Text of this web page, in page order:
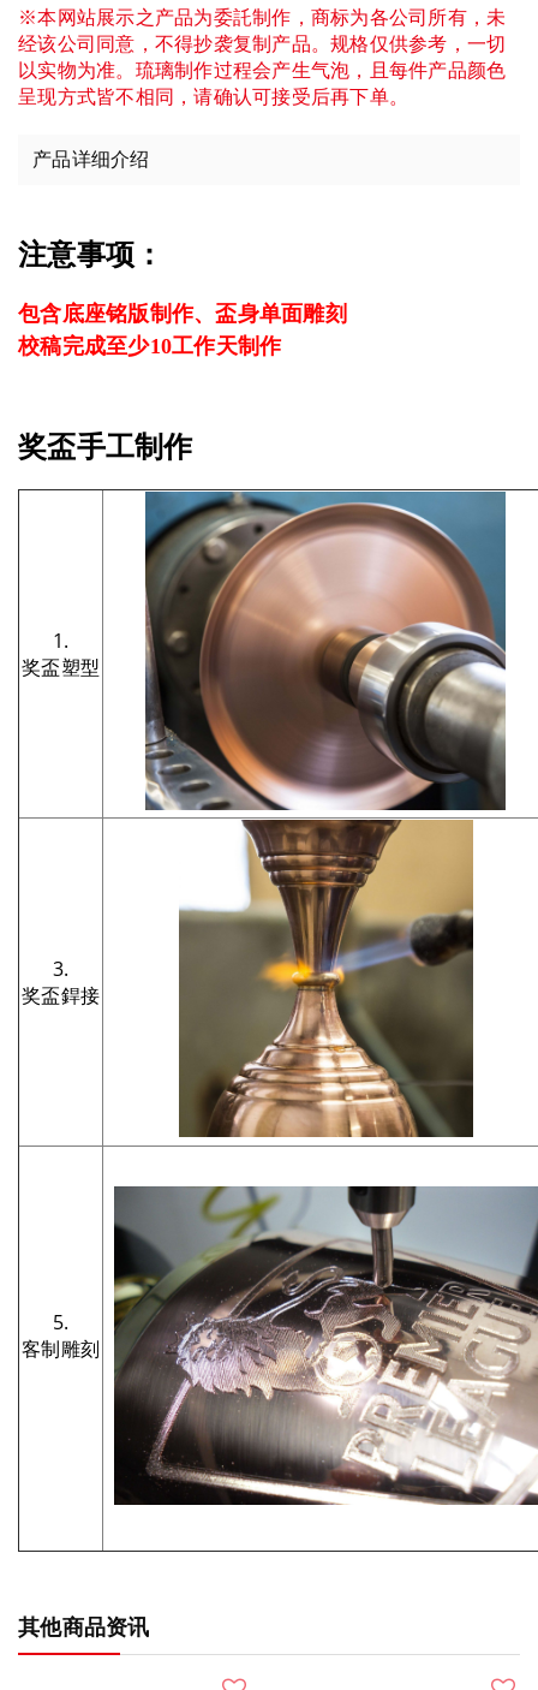
※本网站展示之产品为委託制作，商标为各公司所有，未
经该公司同意，不得抄袭复制产品。规格仅供参考，一切
以实物为准。琉璃制作过程会产生气泡，且每件产品颜色
呈现方式皆不相同，请确认可接受后再下单。
产品详细介绍
注意事项：
包含底座铭版制作、盃身单面雕刻
校稿完成至少10工作天制作
奖盃手工制作
1.
奖盃塑型
3.
奖盃銲接
5.
客制雕刻
其他商品资讯